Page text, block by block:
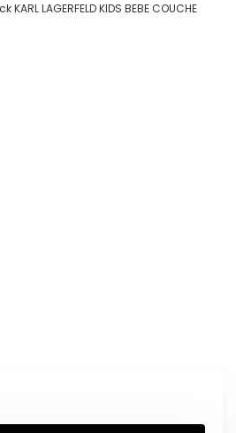
LAGERFELD KIDS BEBE COUCHE